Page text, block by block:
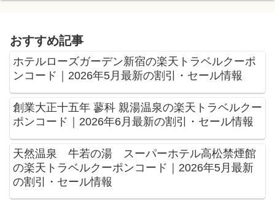
おすすめ記事
ホテルローズガーデン新宿の楽天トラベルクーポ
ンコード｜2026年5月最新の割引・セール情報
創業大正十五年 蓼科 親湯温泉の楽天トラベルクー
ポンコード｜2026年6月最新の割引・セール情報
天然温泉 牛若の湯 スーパーホテル高松禁煙館
の楽天トラベルクーポンコード｜2026年5月最新
の割引・セール情報